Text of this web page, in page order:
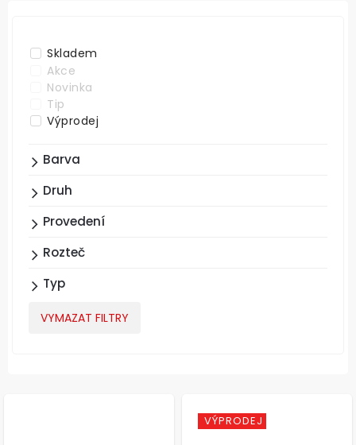
Skladem
Akce
Novinka
Tip
Výprodej
Barva
Druh
Provedení
Rozteč
Typ
VYMAZAT FILTRY
VÝPRODEJ